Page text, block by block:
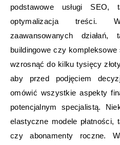
podstawowe usługi
optymalizacja treści.
zaawansowanych
buildingowe czy
wzrosnąć do kilku tysięcy
aby przed podjęciem
omówić wszystkie aspekty
potencjalnym specjalistą.
elastyczne modele płatności,
czy abonamenty roczne.